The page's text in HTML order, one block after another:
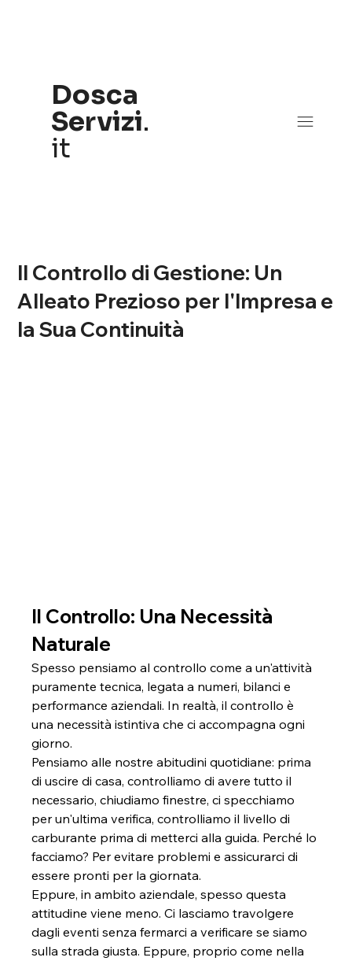
Dosca
Servizi.
it
Il Controllo di Gestione: Un
Alleato Prezioso per l'Impresa e
la Sua Continuità
Il Controllo: Una Necessità
Naturale
Spesso pensiamo al controllo come a un'attività
puramente tecnica, legata a numeri, bilanci e
performance aziendali. In realtà, il controllo è
una necessità istintiva che ci accompagna ogni
giorno.
Pensiamo alle nostre abitudini quotidiane: prima
di uscire di casa, controlliamo di avere tutto il
necessario, chiudiamo finestre, ci specchiamo
per un'ultima verifica, controlliamo il livello di
carburante prima di metterci alla guida. Perché lo
facciamo? Per evitare problemi e assicurarci di
essere pronti per la giornata.
Eppure, in ambito aziendale, spesso questa
attitudine viene meno. Ci lasciamo travolgere
dagli eventi senza fermarci a verificare se siamo
sulla strada giusta. Eppure, proprio come nella